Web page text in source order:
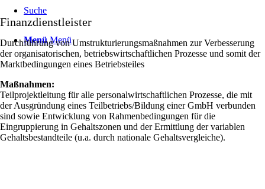
Suche
Menü Menü
Finanzdienstleister
Durchführung von Umstrukturierungsmaßnahmen zur Verbesserung
der organisatorischen, betriebswirtschaftlichen Prozesse und somit der
Marktbedingungen eines Betriebsteiles
Maßnahmen:
Teilprojektleitung für alle personalwirtschaftlichen Prozesse, die mit
der Ausgründung eines Teilbetriebs/Bildung einer GmbH verbunden
sind sowie Entwicklung von Rahmenbedingungen für die
Eingruppierung in Gehaltszonen und der Ermittlung der variablen
Gehaltsbestandteile (u.a. durch nationale Gehaltsvergleiche).